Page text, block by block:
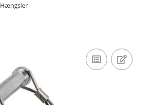
Hængsler